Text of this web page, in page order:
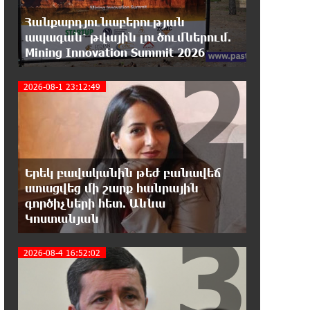
«ՀայաՔվեն» կանգնած է Հայ
առաքելական եկեղեցու
պաշտպանության առաջնագծում. մաս 2
16:26:52 7-08-2026
«ՀայաՔվեն» կանգնած է Հայ
առաքելական եկեղեցու
պաշտպանության առաջնագծում
16:17:55 7-08-2026
Սիրո, ազատության ու պարտքի
մասին. Մենուա Սողոմոնյան
16:12:38 7-08-2026
Կաթողիկոսի դեմ հարուցվել է
ապօրինի քրեական վարույթ,
պատմության մեջ խայտառակ երևույթ է
Հանքարդյունաբերության
ապագան՝ թվային լուծումներում.
Mining Innovation Summit 2026
2026-08-1 23:12:49
Երեկ բավականին թեժ բանավեճ
ստացվեց մի շարք հանրային
գործիչների հետ. Աննա
Կոստանյան
2
2026-08-4 16:52:02 3